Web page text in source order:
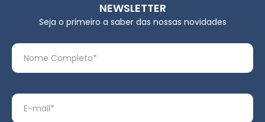
NEWSLETTER
Seja o primeiro a saber das nossas novidades